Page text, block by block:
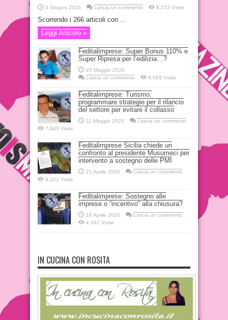
3 Giugno 2020 Lascia un commento 8,272 Visite
Scorrendo i 266 articoli con ...
Leggi Articolo »
Feditalimprese: Super Bonus 110% e
Super Ripresa per l’edilizia…?
25 Maggio 2020
Lascia un commento
8,585 Visite
Feditalimprese: Turismo,
programmare strategie per il rilancio
del settore per evitare il collasso
11 Maggio 2020
Lascia un commento
7,840 Visite
Feditalimprese Sicilia chiede un
confronto al presidente Musumeci per
intervento a sostegno delle PMI
21 Aprile 2020
Lascia un commento
9,222 Visite
Feditalimprese: Sostegno alle
imprese o “incentivo” alla chiusura?
16 Aprile 2020
Lascia un commento
4,542 Visite
IN CUCINA CON ROSITA